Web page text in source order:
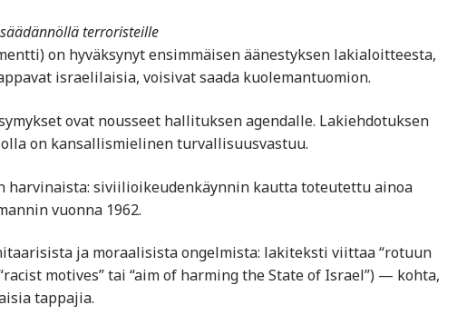
terroristeille
on hyväksynyt ensimmäisen äänestyksen lakialoitteesta,
israelilaisia, voisivat saada kuolemantuomion.
ovat nousseet hallituksen agendalle. Lakiehdotuksen
on kansallismielinen turvallisuus­vastuu.
siviilioikeudenkäynnin kautta toteutettu ainoa
vuonna 1962.
ja moraalisista ongelmista: lakiteksti viittaa “rotuun
motives” tai “aim of harming the State of Israel”) — kohta,
tappajia.